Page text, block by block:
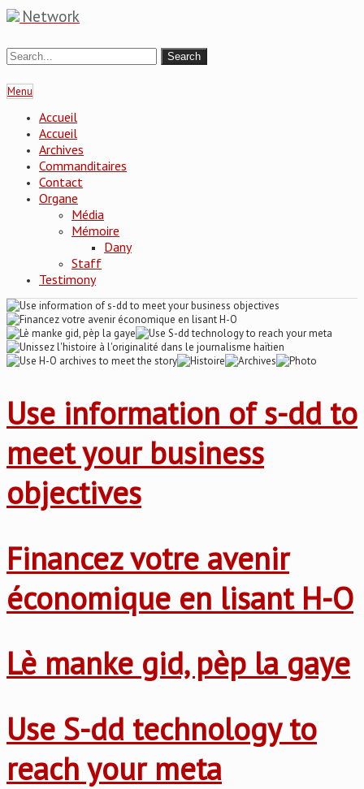
Network
Menu
Accueil
Accueil
Archives
Commanditaires
Contact
Organe
Média
Mémoire
Dany
Staff
Testimony
Use information of s-dd to
meet your business
objectives
Financez votre avenir
économique en lisant H-O
Lè manke gid, pèp la gaye
Use S-dd technology to
reach your meta